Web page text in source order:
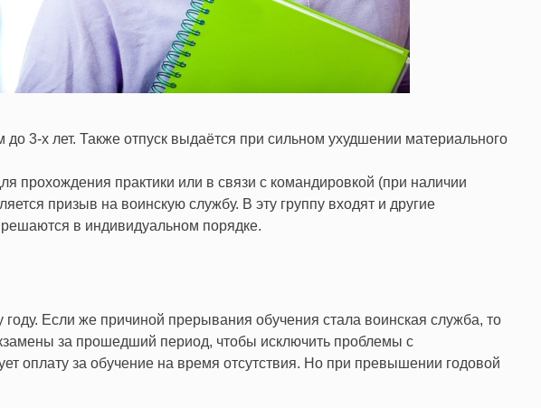
3-х лет. Также отпуск выдаётся при сильном ухудшении материального
прохождения практики или в связи с командировкой (при наличии
призыв на воинскую службу. В эту группу входят и другие
в индивидуальном порядке.
Если же причиной прерывания обучения стала воинская служба, то
за прошедший период, чтобы исключить проблемы с
оплату за обучение на время отсутствия. Но при превышении годовой